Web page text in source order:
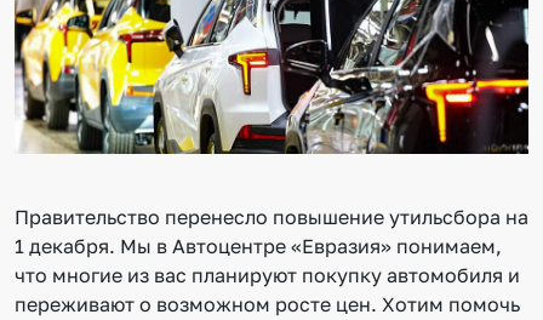
Правительство перенесло повышение утильсбора на
1 декабря. Мы в Автоцентре «Евразия» понимаем,
что многие из вас планируют покупку автомобиля и
переживают о возможном росте цен. Хотим помочь